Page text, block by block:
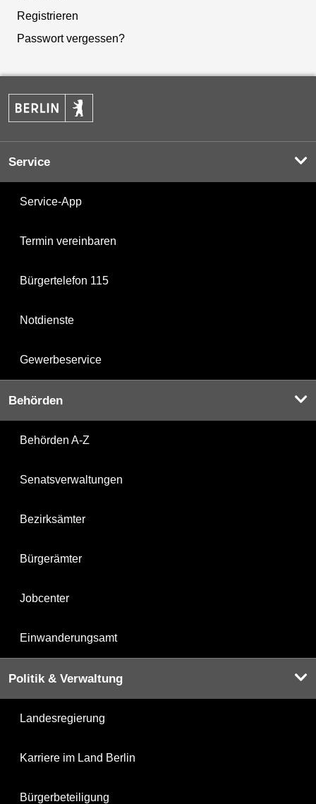
Registrieren
Passwort vergessen?
Service
Service-App
Termin vereinbaren
Bürgertelefon 115
Notdienste
Gewerbeservice
Behörden
Behörden A-Z
Senatsverwaltungen
Bezirksämter
Bürgerämter
Jobcenter
Einwanderungsamt
Politik & Verwaltung
Landesregierung
Karriere im Land Berlin
Bürgerbeteiligung